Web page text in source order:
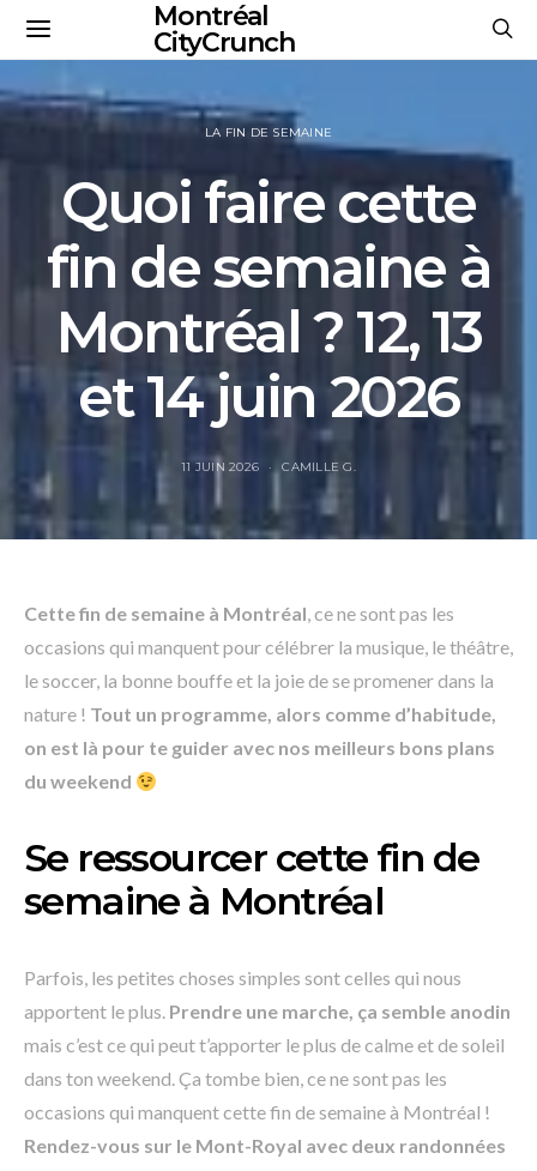
Montréal
CityCrunch
LA FIN DE SEMAINE
Quoi faire cette
fin de semaine à
Montréal ? 12, 13
et 14 juin 2026
11 JUIN 2026 CAMILLE G.
Cette fin de semaine à Montréal, ce ne sont pas les
occasions qui manquent pour célébrer la musique, le théâtre,
le soccer, la bonne bouffe et la joie de se promener dans la
nature ! Tout un programme, alors comme d’habitude,
on est là pour te guider avec nos meilleurs bons plans
du weekend
Se ressourcer cette fin de
semaine à Montréal
Parfois, les petites choses simples sont celles qui nous
apportent le plus. Prendre une marche, ça semble anodin
mais c’est ce qui peut t’apporter le plus de calme et de soleil
dans ton weekend. Ça tombe bien, ce ne sont pas les
occasions qui manquent cette fin de semaine à Montréal !
Rendez-vous sur le Mont-Royal avec deux randonnées